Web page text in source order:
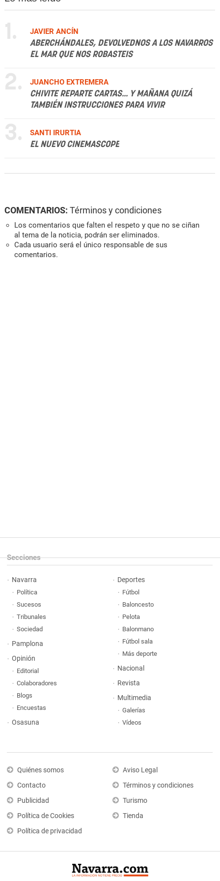
1.
JAVIER ANCÍN
ABERCHÁNDALES, DEVOLVEDNOS A LOS NAVARROS
EL MAR QUE NOS ROBASTEIS
2.
JUANCHO EXTREMERA
CHIVITE REPARTE CARTAS... Y MAÑANA QUIZÁ
TAMBIÉN INSTRUCCIONES PARA VIVIR
3.
SANTI IRURTIA
EL NUEVO CINEMASCOPE
COMENTARIOS: Términos y condiciones
Los comentarios que falten el respeto y que no se ciñan
al tema de la noticia, podrán ser eliminados.
Cada usuario será el único responsable de sus
comentarios.
Secciones
Navarra
Política
Sucesos
Tribunales
Sociedad
Pamplona
Opinión
Editorial
Colaboradores
Blogs
Encuestas
Osasuna
Deportes
Fútbol
Baloncesto
Pelota
Balonmano
Fútbol sala
Más deporte
Nacional
Revista
Multimedia
Galerías
Vídeos
Quiénes somos
Contacto
Publicidad
Política de Cookies
Política de privacidad
Aviso Legal
Términos y condiciones
Turismo
Tienda